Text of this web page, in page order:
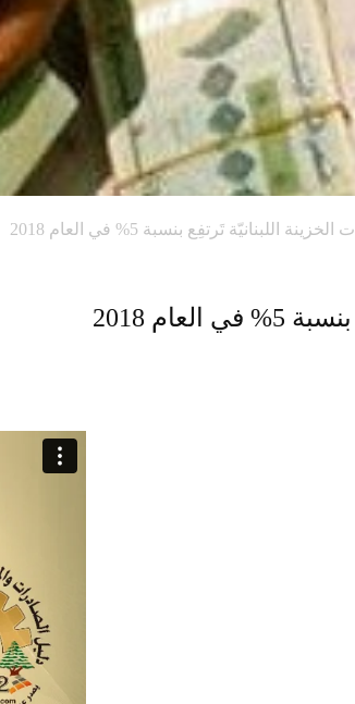
اللبنانيّة تَرتفِع بنسبة 5% في العام 2018
2018